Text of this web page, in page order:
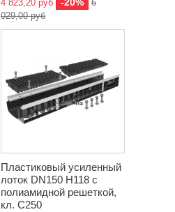
4 823,20 руб -20%
6
029,00 руб
Пластиковый усиленный
лоток DN150 H118 с
полиамидной решеткой,
кл. C250